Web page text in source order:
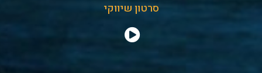
סרטון שיווקי